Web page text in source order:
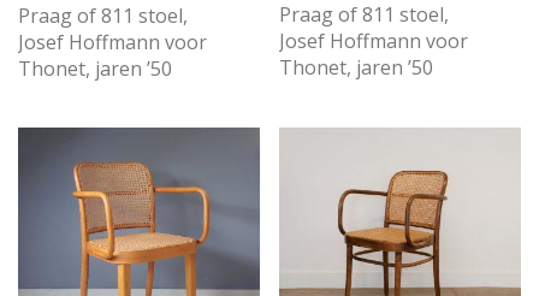
Praag of 811 stoel,
Josef Hoffmann voor
Thonet, jaren ’50
Praag of 811 stoel,
Josef Hoffmann voor
Thonet, jaren ’50